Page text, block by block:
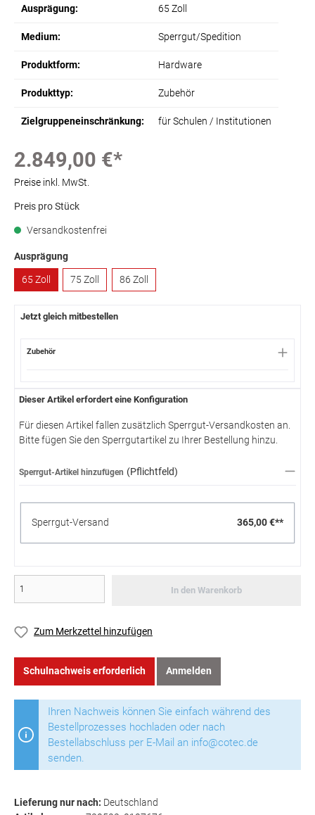
Ausprägung: 65 Zoll
Medium: Sperrgut/Spedition
Produktform: Hardware
Produkttyp: Zubehör
Zielgruppeneinschränkung: für Schulen / Institutionen
2.849,00 €*
Preise inkl. MwSt.
Preis pro Stück
Versandkostenfrei
Ausprägung
65 Zoll
75 Zoll 86 Zoll
Jetzt gleich mitbestellen
Zubehör
Dieser Artikel erfordert eine Konfiguration
Für diesen Artikel fallen zusätzlich Sperrgut-Versandkosten an.
Bitte fügen Sie den Sperrgutartikel zu Ihrer Bestellung hinzu.
Sperrgut-Artikel hinzufügen (Pflichtfeld)
Sperrgut-Versand 365,00 €**
In den Warenkorb
Zum Merkzettel hinzufügen
Schulnachweis erforderlich Anmelden
Ihren Nachweis können Sie einfach während des
Bestellprozesses hochladen oder nach
Bestellabschluss per E-Mail an info@cotec.de
senden.
Lieferung nur nach: Deutschland